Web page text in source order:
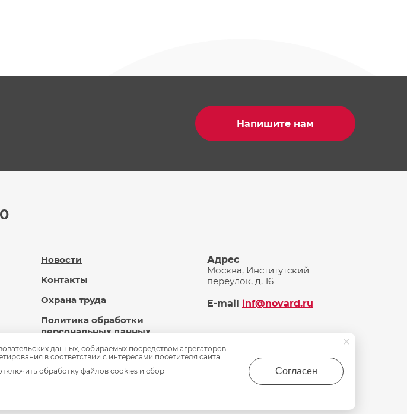
Напишите нам
Новости
Контакты
Охрана труда
Политика обработки
персональных данных
Сведения об
образовательной
организации
Адрес
Москва, Институтский
переулок, д. 16
E-mail inf@novard.ru
данных, собираемых посредством агрегаторов
в соответствии с интересами посетителя сайта.
обработку файлов cookies и сбор
Согласен